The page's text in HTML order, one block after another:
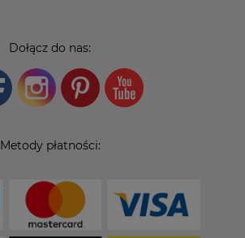
Dołącz do nas:
Metody płatności: